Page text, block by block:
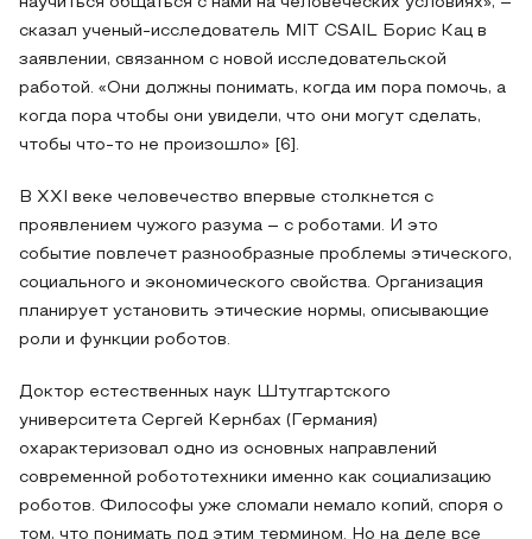
сказал ученый-исследователь MIT CSAIL Борис Кац в
заявлении, связанном с новой исследовательской
работой. «Они должны понимать, когда им пора помочь, а
когда пора чтобы они увидели, что они могут сделать,
чтобы что-то не произошло» [6].
В XXI веке человечество впервые столкнется с
проявлением чужого разума – с роботами. И это
событие повлечет разнообразные проблемы этического,
социального и экономического свойства. Организация
планирует установить этические нормы, описывающие
роли и функции роботов.
Доктор естественных наук Штутгартского
университета Сергей Кернбах (Германия)
охарактеризовал одно из основных направлений
современной робототехники именно как социализацию
роботов. Философы уже сломали немало копий, споря о
том, что понимать под этим термином. Но на деле все